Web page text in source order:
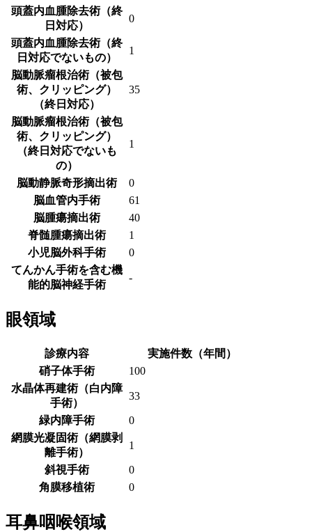
頭蓋内血腫除去術（終
日対応）
0
頭蓋内血腫除去術（終
日対応でないもの）
1
脳動脈瘤根治術（被包
術、クリッピング）
（終日対応）
35
脳動脈瘤根治術（被包
術、クリッピング）
（終日対応でないも
の）
1
脳動静脈奇形摘出術
0
脳血管内手術
61
脳腫瘍摘出術
40
脊髄腫瘍摘出術
1
小児脳外科手術
0
てんかん手術を含む機
能的脳神経手術
-
眼領域
診療内容
実施件数（年間）
硝子体手術
100
水晶体再建術（白内障
手術）
33
緑内障手術
0
網膜光凝固術（網膜剥
離手術）
1
斜視手術
0
角膜移植術
0
耳鼻咽喉領域